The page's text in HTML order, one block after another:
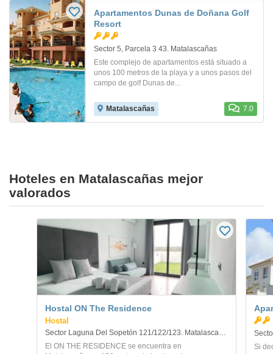
Apartamentos Dunas de Doñana Golf
Resort
Sector 5, Parcela 3 43. Matalascañas
Este complejo de apartamentos está situado a
unos 100 metros de la playa y a unos pasos del
campo de golf Dunas de...
Matalascañas 7.0
Hoteles en Matalascañas mejor
valorados
Hostal ON The Residence
Hostal
Sector Laguna Del Sopetón 121/122/123. Matalascañas
El ON THE RESIDENCE se encuentra en
Si